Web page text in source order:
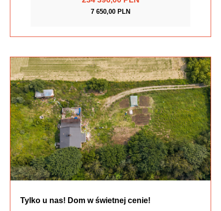
7 650,00 PLN
Tylko u nas! Dom w świetnej cenie!